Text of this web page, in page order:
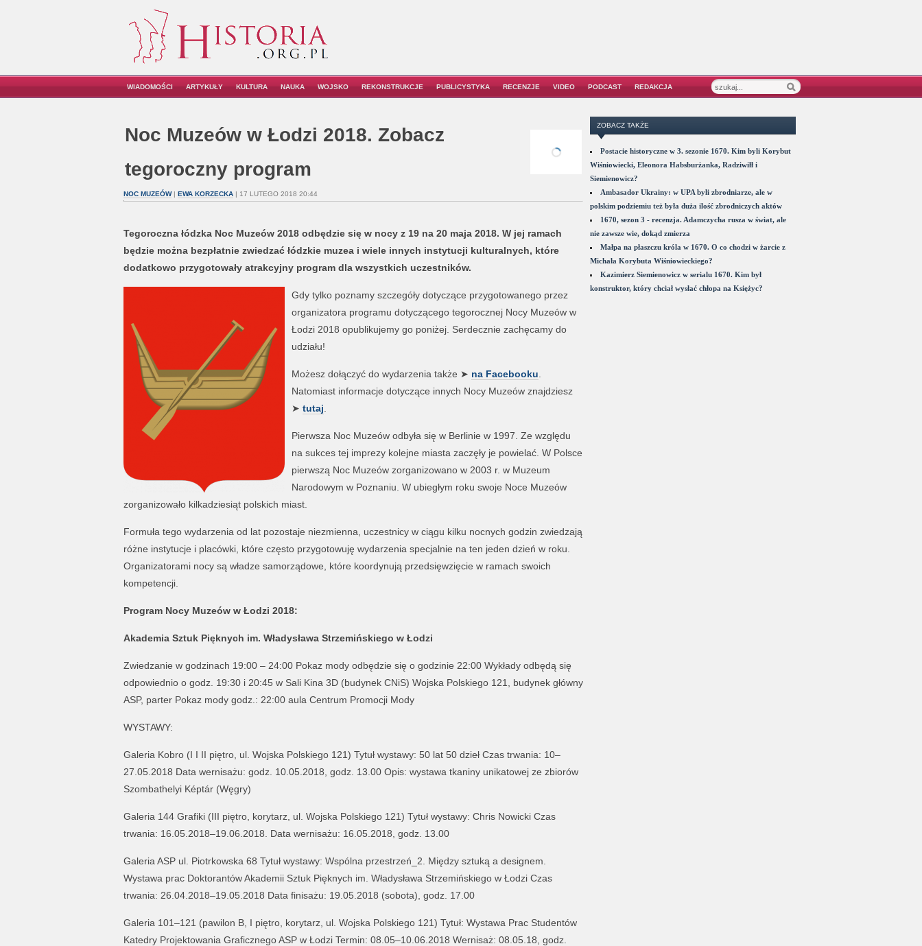
WIADOMOŚCI ARTYKUŁY KULTURA NAUKA WOJSKO REKONSTRUKCJE PUBLICYSTYKA RECENZJE VIDEO PODCAST REDAKCJA
Noc Muzeów w Łodzi 2018. Zobacz
tegoroczny program
NOC MUZEÓW| EWA KORZECKA| 17 LUTEGO 2018 20:44
Tegoroczna łódzka Noc Muzeów 2018 odbędzie się w nocy z 19 na 20 maja 2018. W jej ramach
będzie można bezpłatnie zwiedzać łódzkie muzea i wiele innych instytucji kulturalnych, które
dodatkowo przygotowały atrakcyjny program dla wszystkich uczestników.
Gdy tylko poznamy szczegóły dotyczące przygotowanego przez
organizatora programu dotyczącego tegorocznej Nocy Muzeów w
Łodzi 2018 opublikujemy go poniżej. Serdecznie zachęcamy do
udziału!
Możesz dołączyć do wydarzenia także ➤ na Facebooku
Natomiast informacje dotyczące innych Nocy Muzeów znajdziesz
➤ tutaj
Pierwsza Noc Muzeów odbyła się w Berlinie w 1997. Ze względu
na sukces tej imprezy kolejne miasta zaczęły je powielać. W Polsce
pierwszą Noc Muzeów zorganizowano w 2003 r. w Muzeum
Narodowym w Poznaniu. W ubiegłym roku swoje Noce Muzeów
zorganizowało kilkadziesiąt polskich miast.
Formuła tego wydarzenia od lat pozostaje niezmienna, uczestnicy w ciągu kilku nocnych godzin zwiedzają
różne instytucje i placówki, które często przygotowuję wydarzenia specjalnie na ten jeden dzień w roku.
Organizatorami nocy są władze samorządowe, które koordynują przedsięwzięcie w ramach swoich
kompetencji.
Program Nocy Muzeów w Łodzi 2018:
Akademia Sztuk Pięknych im. Władysława Strzemińskiego w Łodzi
Zwiedzanie w godzinach 19:00 – 24:00 Pokaz mody odbędzie się o godzinie 22:00 Wykłady odbędą się
odpowiednio o godz. 19:30 i 20:45 w Sali Kina 3D (budynek CNiS) Wojska Polskiego 121, budynek główny
ASP, parter Pokaz mody godz.: 22:00 aula Centrum Promocji Mody
WYSTAWY:
Galeria Kobro (I I II piętro, ul. Wojska Polskiego 121) Tytuł wystawy: 50 lat 50 dzieł Czas trwania: 10–
27.05.2018 Data wernisażu: godz. 10.05.2018, godz. 13.00 Opis: wystawa tkaniny unikatowej ze zbiorów
Szombathelyi Képtár (Węgry)
Galeria 144 Grafiki (III piętro, korytarz, ul. Wojska Polskiego 121) Tytuł wystawy: Chris Nowicki Czas
trwania: 16.05.2018–19.06.2018. Data wernisażu: 16.05.2018, godz. 13.00
Galeria ASP ul. Piotrkowska 68 Tytuł wystawy: Wspólna przestrzeń_2. Między sztuką a designem.
Wystawa prac Doktorantów Akademii Sztuk Pięknych im. Władysława Strzemińskiego w Łodzi Czas
trwania: 26.04.2018–19.05.2018 Data finisażu: 19.05.2018 (sobota), godz. 17.00
Galeria 101–121 (pawilon B, I piętro, korytarz, ul. Wojska Polskiego 121) Tytuł: Wystawa Prac Studentów
Katedry Projektowania Graficznego ASP w Łodzi Termin: 08.05–10.06.2018 Wernisaż: 08.05.18, godz.
ZOBACZ TAKŻE
Postacie historyczne w 3. sezonie 1670. Kim byli Korybut
Wiśniowiecki, Eleonora Habsburżanka, Radziwiłł i
Siemienowicz?
Ambasador Ukrainy: w UPA byli zbrodniarze, ale w
polskim podziemiu też była duża ilość zbrodniczych aktów
1670, sezon 3 - recenzja. Adamczycha rusza w świat, ale
nie zawsze wie, dokąd zmierza
Małpa na płaszczu króla w 1670. O co chodzi w żarcie z
Michała Korybuta Wiśniowieckiego?
Kazimierz Siemienowicz w serialu 1670. Kim był
konstruktor, który chciał wysłać chłopa na Księżyc?